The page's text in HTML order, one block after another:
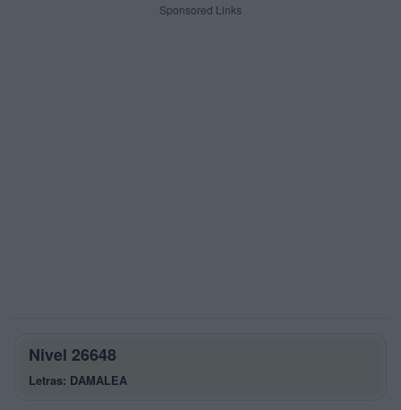
Sponsored Links
Nivel 26648
Letras: DAMALEA